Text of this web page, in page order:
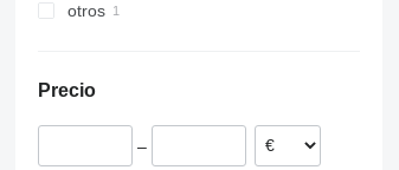
otros
Precio
–